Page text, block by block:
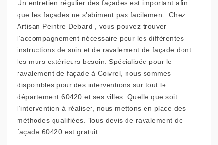
Un entretien régulier des façades est important afin
que les façades ne s’abiment pas facilement. Chez
Artisan Peintre Debard , vous pouvez trouver
l’accompagnement nécessaire pour les différentes
instructions de soin et de ravalement de façade dont
les murs extérieurs besoin. Spécialisée pour le
ravalement de façade à Coivrel, nous sommes
disponibles pour des interventions sur tout le
département 60420 et ses villes. Quelle que soit
l’intervention à réaliser, nous mettons en place des
méthodes qualifiées. Tous devis de ravalement de
façade 60420 est gratuit.